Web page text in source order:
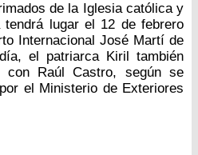
de la Iglesia católica y
tendrá lugar el 12 de febrero
Internacional José Martí de
el patriarca Kiril también
con Raúl Castro, según se
el Ministerio de Exteriores